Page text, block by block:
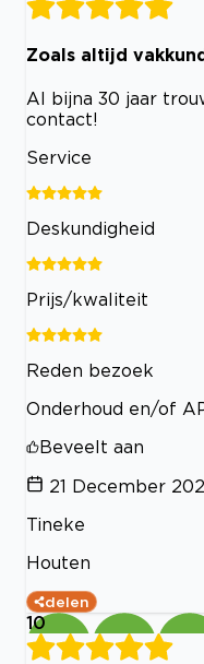
Zoals altijd
Al bijna 30 jaar
contact!
Service
Deskundigheid
Prijs/kwaliteit
Reden bezoek
Onderhoud en/of
Beveelt aan
21 December
Tineke
Houten
delen
10